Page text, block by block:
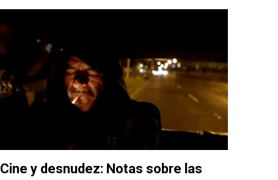
Cine y desnudez: Notas sobre las